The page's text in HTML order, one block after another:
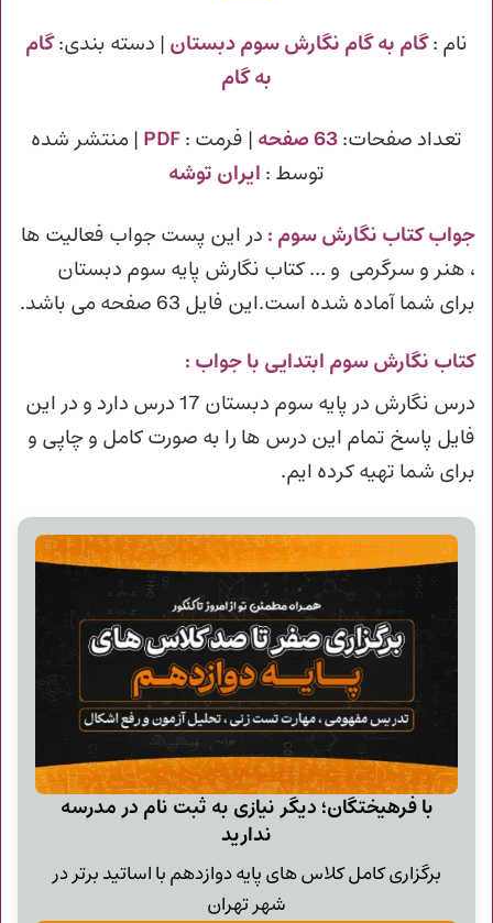
نام :گام به گام نگارش سوم دبستان | دسته بندی:گام
به گام
تعداد صفحات:63 صفحه | فرمت :
| منتشر شده
توسط : ایران توشه
جواب کتاب نگارش سوم : در این پست جواب فعالیت ها
، هنر و سرگرمی و … کتاب نگارش پایه سوم دبستان
برای شما آماده شده است.این فایل 63 صفحه می باشد.
کتاب نگارش سوم ابتدایی با جواب :
درس نگارش در پایه سوم دبستان 17 درس دارد و در این
فایل پاسخ تمام این درس ها را به صورت کامل و چاپی و
برای شما تهیه کرده ایم.
با فرهیختگان؛ دیگر نیازی به ثبت نام در مدرسه
ندارید
برگزاری کامل کلاس های پایه دوازدهم با اساتید برتر در
شهر تهران